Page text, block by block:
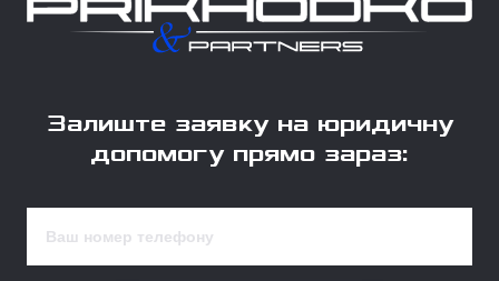
Залиште заявку на юридичну
допомогу прямо зараз: